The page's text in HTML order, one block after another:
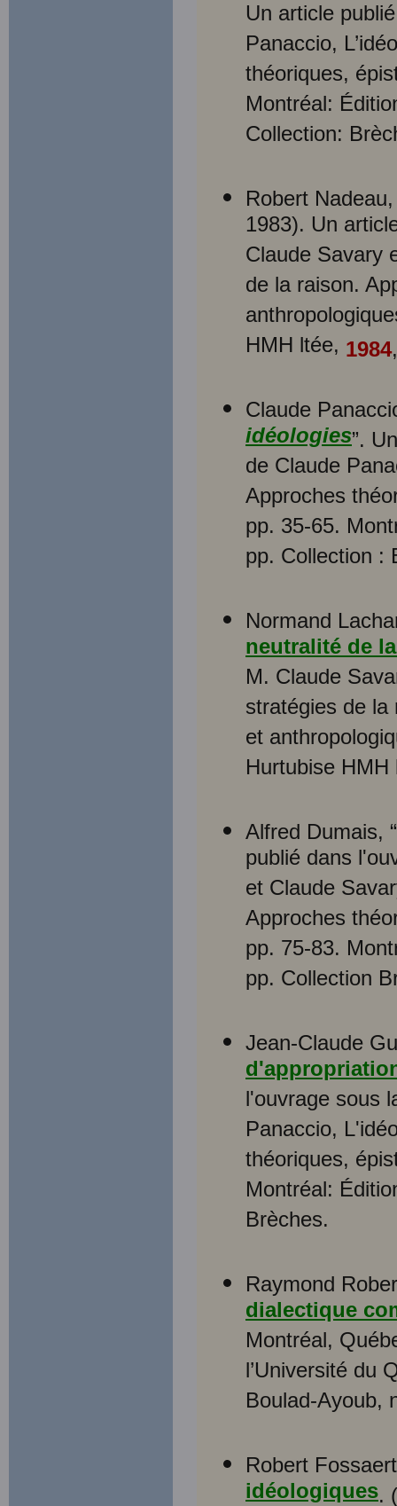
Un article
Panaccio,
théoriques,
Montréal:
Collection:
Robert Nadeau,
1983). Un
Claude Savary
de la raison.
HMH ltée, 1984
Claude
idéologies”.
de Claude
Approches
pp. 35-65.
pp. Collection :
Normand
neutralité de
M. Claude
stratégies de la
et
Hurtubise
Alfred Dumais, “
publié dans
et Claude
Approches
pp. 75-83.
pp. Collection
Jean-Claude
l'ouvrage sous
Panaccio,
théoriques,
Montréal:
Brèches.
Raymond
dialectique
Montréal,
l’Université du
Boulad-Ayoub,
Robert
idéologiques. (